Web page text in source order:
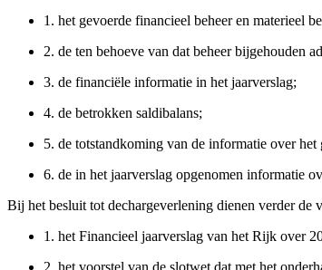
1. het gevoerde financieel beheer en materieel
2. de ten behoeve van dat beheer bijgehouden
3. de financiële informatie in het jaarverslag;
4. de betrokken saldibalans;
5. de totstandkoming van de informatie over
6. de in het jaarverslag opgenomen informatie
Bij het besluit tot dechargeverlening dienen verder
1. het Financieel jaarverslag van het Rijk over
2. het voorstel van de slotwet dat met het